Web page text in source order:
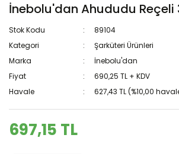
İnebolu'dan Ahududu Reçeli
Stok Kodu
89104
Kategori
Şarküteri Ürünleri
Marka
İnebolu'dan
Fiyat
690,25 TL + KDV
Havale
627,43 TL (%10,00
697,15 TL